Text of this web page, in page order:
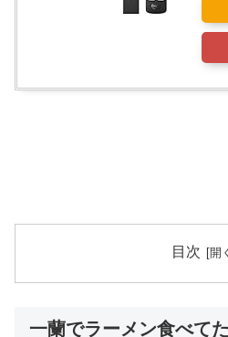
目次
一蘭でラーメン食べて